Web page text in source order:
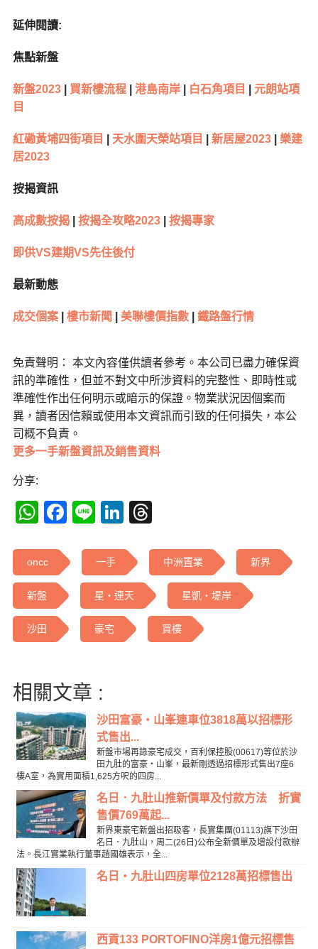
延伸閱讀:
焦點新盤
新盤2023| 買新樓流程| 港島南岸| 白石角項目
元朗站項
目
紅磡黃埔四街項目 天水圍天榮站項目 新居屋2023|
樂建
居2023
按揭資訊
高成數按揭| 按揭全攻略2023| 按揭專家
即供VS建期VS先住後付
最新動態
成交個案| 樓市新聞 美聯樓價指數| 鐵路盤行情
免責聲明： 本文內容僅供讀者參考。本公司已盡力確保資
訊的準確性，但並不對文中所涉資料的完整性、即時性或
準確性作出任何明示或暗示的保證。物業狀況因個案而
異，讀者因信賴或使用本文資訊而引致的任何損失，本公
司概不負責。
更多一手新盤資訊及銷售資料
分享:
WhatsApp
Facebook
LineLinkedIn
oncc 一手 中洲置業 新界
新盤 星‧連天 星凱‧堤岸
沙田 豪宅 買樓
相關文章 :
沙田富豪‧山峯連車位3818萬以招標形
式售出...
新盤市場再錄豪宅成交，百利保控股(00617)等位於沙
田九肚的富豪‧山峯，最新剛透過招標形式售出7座6
樓A室，為實用面積1,625方呎的四房...
名日．九肚山推新價單及付款方法 折實
售價769萬起...
新界東豪宅新盤出招吸客，長實集團(01113)旗下沙田
名日．九肚山，周二(26日)公布全新價單及增設付款辦
法。長江實業執行董事趙國雄表示，全...
名日‧九肚山四房單位2128萬招標售出
西貢133 PORTOFINO洋房1億元招標售